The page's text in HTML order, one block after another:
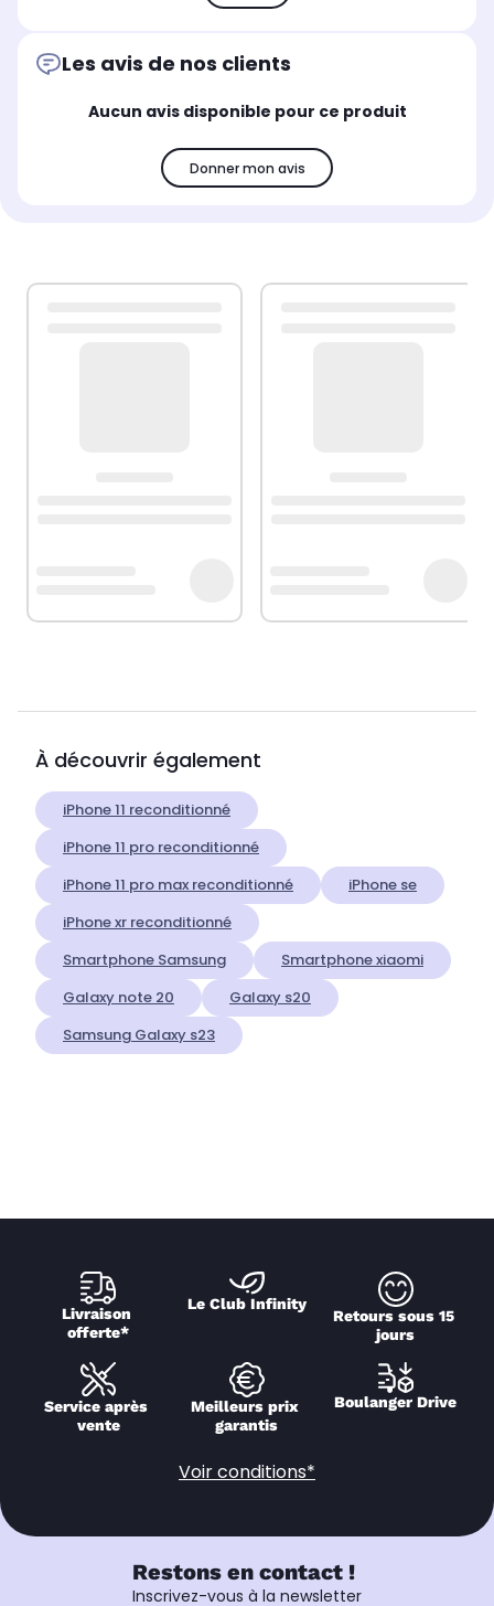
Les avis de nos clients
Aucun avis disponible pour ce produit
Donner mon avis
À découvrir également
iPhone 11 reconditionné
iPhone 11 pro reconditionné
iPhone 11 pro max reconditionné
iPhone se
iPhone xr reconditionné
Smartphone Samsung
Smartphone xiaomi
Galaxy note 20
Galaxy s20
Samsung Galaxy s23
Livraison
offerte*
Le Club Infinity
Retours sous 15
jours
Service après
vente
Meilleurs prix
garantis
Boulanger Drive
Voir conditions*
Restons en contact !
Inscrivez-vous à la newsletter